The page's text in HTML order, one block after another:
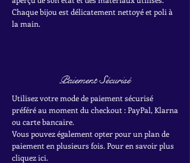
Chaque bijou est délicatement nettoyé et poli à
la main.
Paiement Sécurisé
Utilisez votre mode de paiement sécurisé
préféré au moment du checkout : PayPal, Klarna
ou carte bancaire.
Vous pouvez également opter pour un plan de
paiement en plusieurs fois. Pour en savoir plus
cliquez ici.